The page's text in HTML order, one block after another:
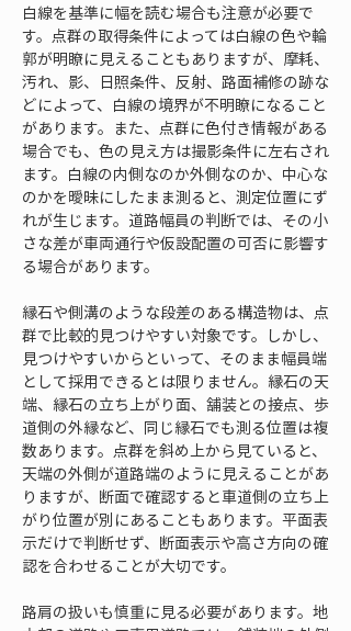
白線を基準に幅を読む場合も注意が必要で
す。点群の取得条件によっては白線の色や輪
郭が明瞭に見えることもありますが、摩耗、
汚れ、影、日照条件、反射、路面補修の跡な
どによって、白線の境界が不明瞭になること
があります。また、点群に色付き情報がある
場合でも、色の見え方は撮影条件に左右され
ます。白線の内側なのか外側なのか、中心な
のかを曖昧にしたまま測ると、測定位置にず
れが生じます。道路幅員の判断では、その小
さな差が車両通行や仮設配置の可否に影響す
る場合があります。
縁石や側溝のような段差のある構造物は、点
群で比較的見つけやすい対象です。しかし、
見つけやすいからといって、そのまま幅員端
として採用できるとは限りません。縁石の天
端、縁石の立ち上がり面、舗装との接点、歩
道側の外縁など、同じ縁石でも測る位置は複
数あります。点群を斜め上から見ていると、
天端の外側が道路端のように見えることがあ
りますが、断面で確認すると車道側の立ち上
がり位置が別にあることもあります。平面表
示だけで判断せず、断面表示や高さ方向の確
認を合わせることが大切です。
路肩の扱いも慎重に見る必要があります。地